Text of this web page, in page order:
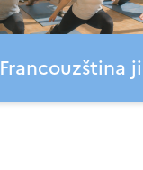
Francouzština